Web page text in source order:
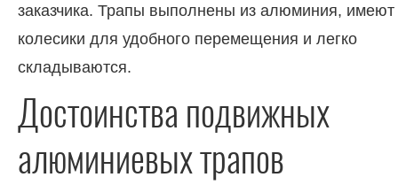
заказчика. Трапы выполнены из алюминия, имеют
колесики для удобного перемещения и легко
складываются.
Достоинства подвижных
алюминиевых трапов